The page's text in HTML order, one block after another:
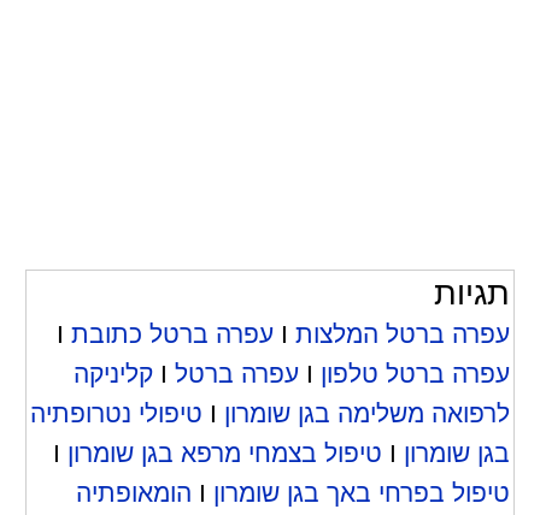
תגיות
עפרה ברטל המלצותI עפרה ברטל כתובתI
עפרה ברטל טלפון
עפרה ברטלI
קליניקה
לרפואה משלימה בגן שומרון
טיפולי נטרופתיה
בגן שומרון
טיפול בצמחי מרפא בגן שומרון
טיפול בפרחי באך בגן שומרון
הומאופתיה